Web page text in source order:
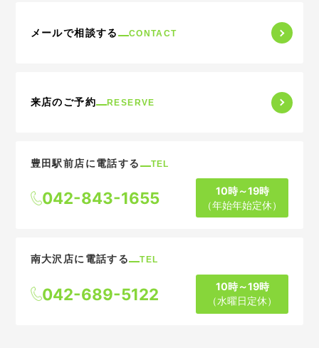
メールで相談する CONTACT
来店のご予約 RESERVE
豊田駅前店に電話する TEL
042-843-1655
10時～19時
（年始年始定休）
南大沢店に電話する TEL
042-689-5122
10時～19時
（水曜日定休）